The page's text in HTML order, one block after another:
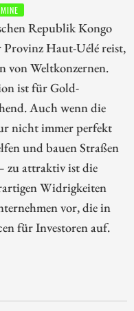
Republik Kongo
Haut-Uélé reist,
von Weltkonzernen.
ist für Gold-
Auch wenn die
nicht immer perfekt
und bauen Straßen
zu attraktiv ist die
Widrigkeiten
vor, die in
für Investoren auf.